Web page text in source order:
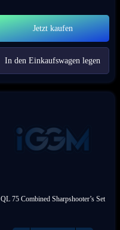
Jetzt kaufen
In den Einkaufswagen legen
QL 75 Combined Sharpshooter’s Set